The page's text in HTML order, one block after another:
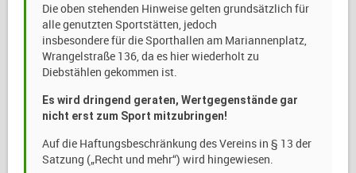
Die oben stehenden Hinweise gelten grundsätzlich für
alle genutzten Sportstätten, jedoch
insbesondere für die Sporthallen am Mariannenplatz,
Wrangelstraße 136, da es hier wiederholt zu
Diebstählen gekommen ist.
Es wird dringend geraten, Wertgegenstände gar
nicht erst zum Sport mitzubringen!
Auf die Haftungsbeschränkung des Vereins in § 13 der
Satzung („Recht und mehr“) wird hingewiesen.